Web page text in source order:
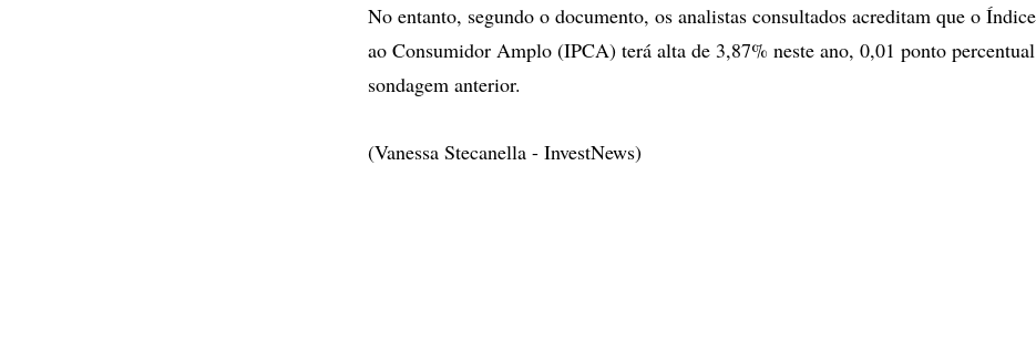
No entanto, segundo o documento, os analistas consultados acreditam que o
ao Consumidor Amplo (IPCA) terá alta de 3,87% neste ano, 0,01 ponto
sondagem anterior.
(Vanessa Stecanella - InvestNews)